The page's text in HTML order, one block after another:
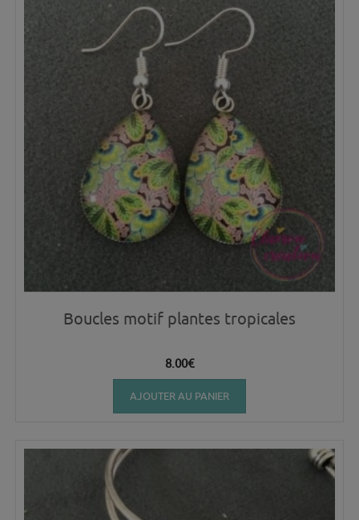
Boucles motif plantes tropicales
8.00€
AJOUTER AU PANIER